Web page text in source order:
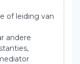
of leiding van
andere